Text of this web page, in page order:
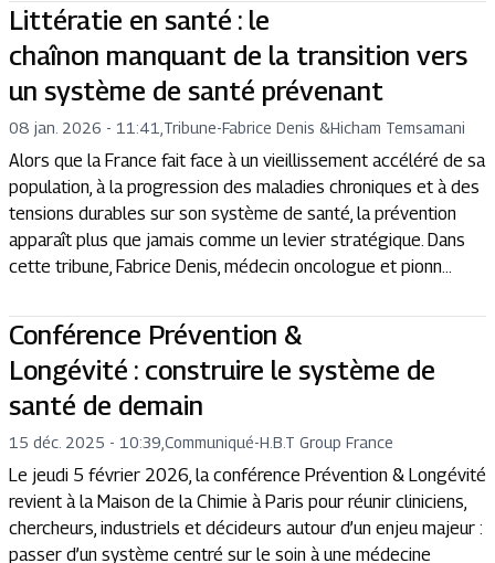
Littératie en santé : le
chaînon manquant de la transition vers
un système de santé prévenant
08 jan. 2026 - 11:41 Tribune-Fabrice Denis &Hicham Temsamani
Alors que la France fait face à un vieillissement accéléré de sa
population, à la progression des maladies chroniques et à des
tensions durables sur son système de santé, la prévention
apparaît plus que jamais comme un levier stratégique. Dans
cette tribune, Fabrice Denis, médecin oncologue et pionn...
Conférence Prévention &
Longévité : construire le système de
santé de demain
15 déc. 2025 - 10:39 Communiqué-H.B.T Group France
Le jeudi 5 février 2026, la conférence Prévention & Longévité
revient à la Maison de la Chimie à Paris pour réunir cliniciens,
chercheurs, industriels et décideurs autour d’un enjeu majeur :
passer d’un système centré sur le soin à une médecine